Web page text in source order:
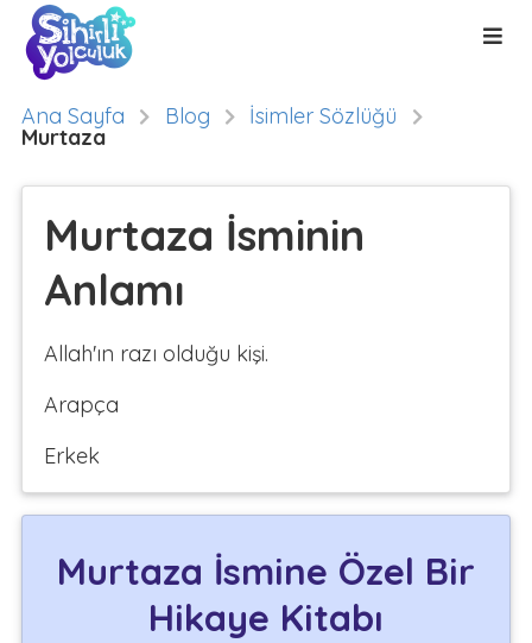
Ana Sayfa Blog İsimler Sözlüğü
Murtaza
Murtaza İsminin
Anlamı
Allah'ın razı olduğu kişi.
Arapça
Erkek
Murtaza İsmine Özel Bir
Hikaye Kitabı